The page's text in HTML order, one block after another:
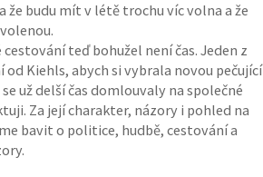
že budu mít v létě trochu víc volna a že
teď bohužel není čas. Jeden z
Kiehls, abych si vybrala novou pečující
už delší čas domlouvaly na společné
Za její charakter, názory i pohled na
bavit o politice, hudbě, cestování a